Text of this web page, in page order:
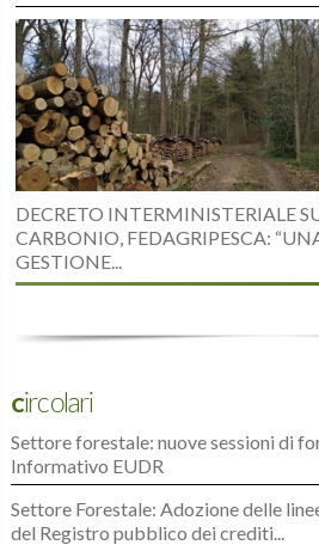
DECRETO INTERMINISTERIALE
CARBONIO, FEDAGRIPESCA:
GESTIONE...
Circolari
Settore forestale: nuove sessioni di
Informativo EUDR
Settore Forestale: Adozione delle
del Registro pubblico dei crediti...